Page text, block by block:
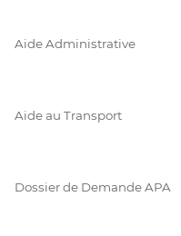
Aide Administrative
Aide au Transport
Dossier de Demande APA